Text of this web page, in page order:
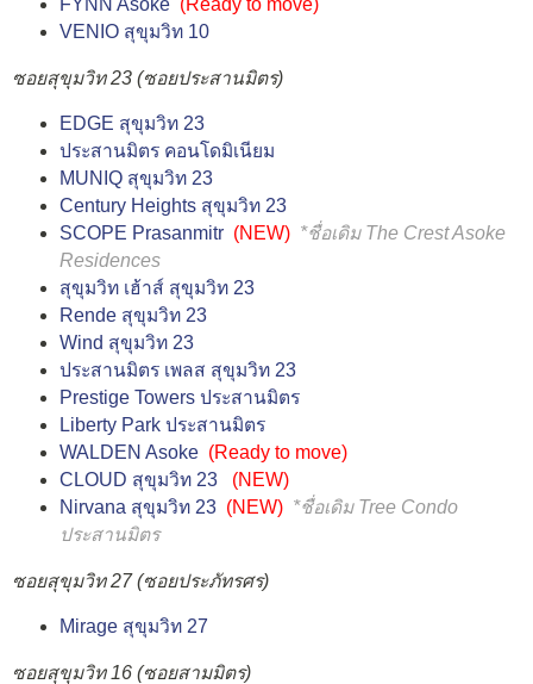
FYNN Asoke (Ready to move)
VENIO สุขุมวิท 10
ซอยสุขุมวิท 23 (ซอยประสานมิตร)
EDGE สุขุมวิท 23
ประสานมิตร คอนโดมิเนียม
MUNIQ สุขุมวิท 23
Century Heights สุขุมวิท 23
SCOPE Prasanmitr (NEW) *ชื่อเดิม The Crest Asoke
Residences
สุขุมวิท เฮ้าส์ สุขุมวิท 23
Rende สุขุมวิท 23
Wind สุขุมวิท 23
ประสานมิตร เพลส สุขุมวิท 23
Prestige Towers ประสานมิตร
Liberty Park ประสานมิตร
WALDEN Asoke (Ready to move)
CLOUD สุขุมวิท 23
(NEW)
Nirvana สุขุมวิท 23 (NEW) *ชื่อเดิม Tree Condo
ประสานมิตร
ซอยสุขุมวิท 27 (ซอยประภัทรศร)
Mirage สุขุมวิท 27
ซอยสุขุมวิท 16 (ซอยสามมิตร)